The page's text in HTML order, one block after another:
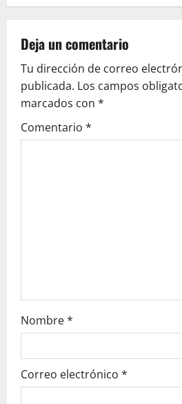
n
a
v
i
g
Deja un comentario
Tu dirección de correo
publicada. Los campos
marcados con *
Comentario *
Nombre*
Correo electrónico *